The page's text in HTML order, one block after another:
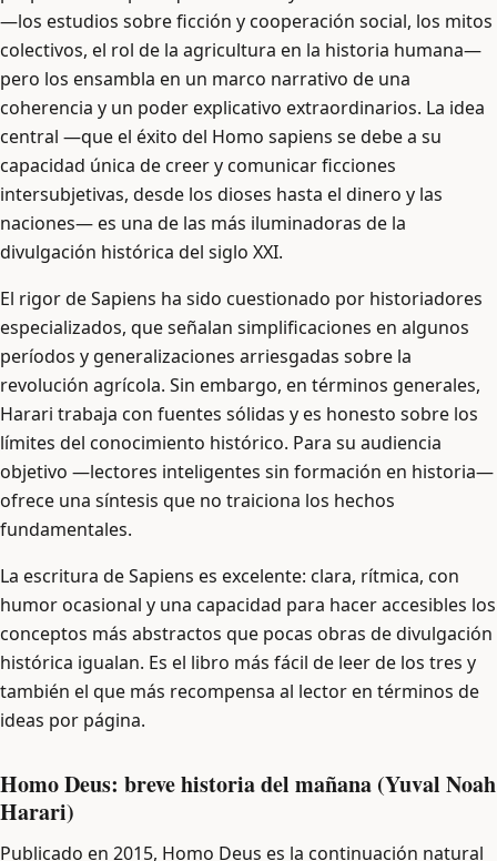
—los estudios sobre ficción y cooperación social, los mitos
colectivos, el rol de la agricultura en la historia humana—
pero los ensambla en un marco narrativo de una
coherencia y un poder explicativo extraordinarios. La idea
central —que el éxito del Homo sapiens se debe a su
capacidad única de creer y comunicar ficciones
intersubjetivas, desde los dioses hasta el dinero y las
naciones— es una de las más iluminadoras de la
divulgación histórica del siglo XXI.
El rigor de Sapiens ha sido cuestionado por historiadores
especializados, que señalan simplificaciones en algunos
períodos y generalizaciones arriesgadas sobre la
revolución agrícola. Sin embargo, en términos generales,
Harari trabaja con fuentes sólidas y es honesto sobre los
límites del conocimiento histórico. Para su audiencia
objetivo —lectores inteligentes sin formación en historia—
ofrece una síntesis que no traiciona los hechos
fundamentales.
La escritura de Sapiens es excelente: clara, rítmica, con
humor ocasional y una capacidad para hacer accesibles los
conceptos más abstractos que pocas obras de divulgación
histórica igualan. Es el libro más fácil de leer de los tres y
también el que más recompensa al lector en términos de
ideas por página.
Homo Deus: breve historia del mañana (Yuval Noah
Harari)
Publicado en 2015, Homo Deus es la continuación natural